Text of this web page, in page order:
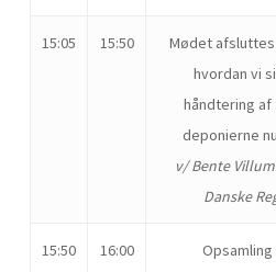
15:05 15:50
Mødet
hvordan vi
håndtering
deponierne
v/ Bente
Danske
15:50 16:00